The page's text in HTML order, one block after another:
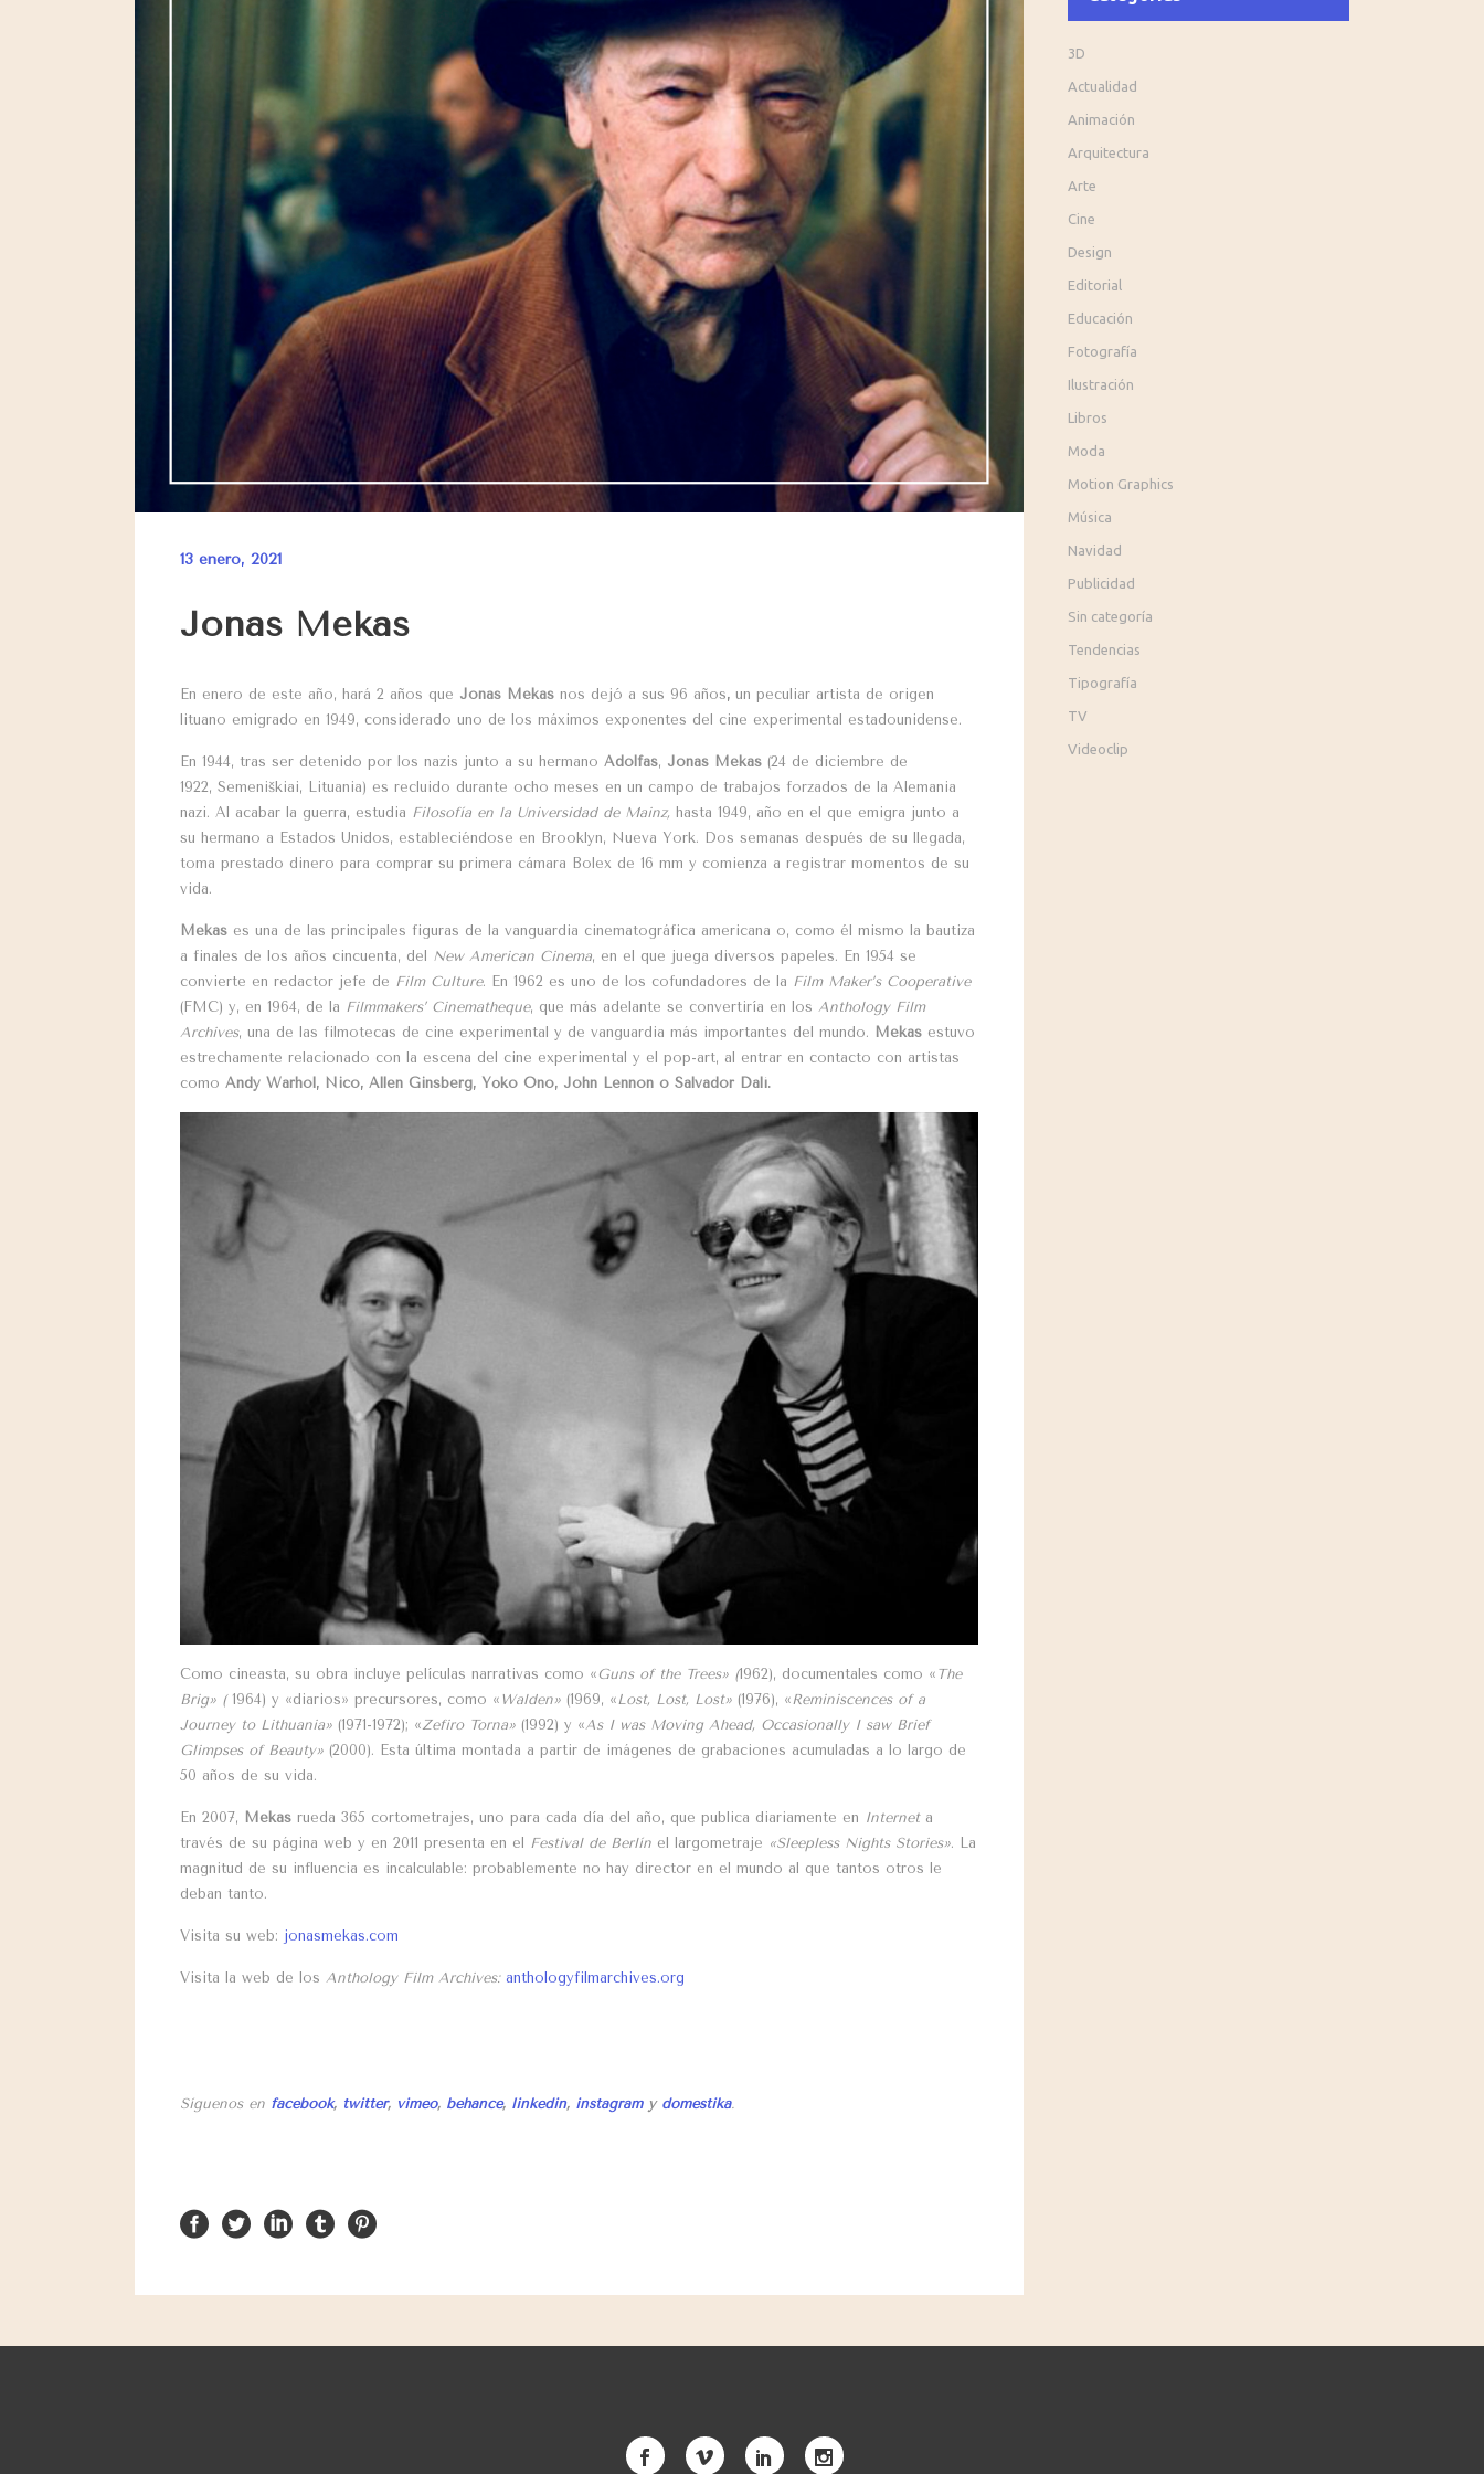
13 enero, 2021
Jonas Mekas
En enero de este año, hará 2 años que Jonas Mekas nos dejó a sus 96 años, un peculiar artista de origen
lituano emigrado en 1949, considerado uno de los máximos exponentes del cine experimental estadounidense.
En 1944, tras ser detenido por los nazis junto a su hermano Adolfas, Jonas Mekas (24 de diciembre de
1922, Semeniškiai, Lituania) es recluido durante ocho meses en un campo de trabajos forzados de la Alemania
nazi. Al acabar la guerra, estudia Filosofía en la Universidad de Mainz, hasta 1949, año en el que emigra junto a
su hermano a Estados Unidos, estableciéndose en Brooklyn, Nueva York. Dos semanas después de su llegada,
toma prestado dinero para comprar su primera cámara Bolex de 16 mm y comienza a registrar momentos de su
vida.
Mekas es una de las principales figuras de la vanguardia cinematográfica americana o, como él mismo la bautiza
a finales de los años cincuenta, del New American Cinema, en el que juega diversos papeles. En 1954 se
convierte en redactor jefe de Film Culture. En 1962 es uno de los cofundadores de la Film Maker’s Cooperative
(FMC) y, en 1964, de la Filmmakers’ Cinematheque, que más adelante se convertiría en los Anthology Film
Archives, una de las filmotecas de cine experimental y de vanguardia más importantes del mundo. Mekas estuvo
estrechamente relacionado con la escena del cine experimental y el pop-art, al entrar en contacto con artistas
como Andy Warhol, Nico, Allen Ginsberg, Yōko Ono, John Lennon o Salvador Dalí.
Como cineasta, su obra incluye películas narrativas como « Guns of the Trees» (1962), documentales como « The
Brig» (1964) y «diarios» precursores, como « Walden» (1969, «Lost, Lost, Lost» (1976), «Reminiscences of a
Journey to Lithuania» (1971-1972); «Zefiro Torna» (1992) y «As I was Moving Ahead, Occasionally I saw Brief
Glimpses of Beauty» (2000). Esta última montada a partir de imágenes de grabaciones acumuladas a lo largo de
50 años de su vida.
En 2007, Mekas rueda 365 cortometrajes, uno para cada día del año, que publica diariamente en Interneta
través de su página web y en 2011 presenta en el Festival de Berlín el largometraje «Sleepless Nights Stories». La
magnitud de su influencia es incalculable: probablemente no hay director en el mundo al que tantos otros le
deban tanto.
Visita su web: jonasmekas.com
Visita la web de los Anthology Film Archives: anthologyfilmarchives.org
Síguenos en facebook, twitter, vimeo, behance, linkedin, instagramy domestika.
3D
Actualidad
Animación
Arquitectura
Arte
Cine
Design
Editorial
Educación
Fotografía
Ilustración
Libros
Moda
Motion Graphics
Música
Navidad
Publicidad
Sin categoría
Tendencias
Tipografía
TV
Videoclip